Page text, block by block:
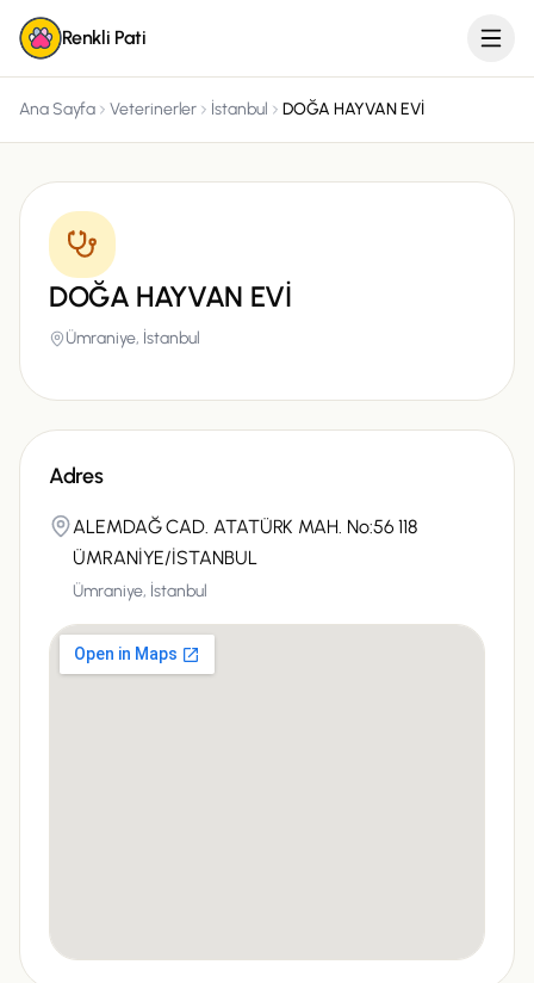
Renkli Pati
Ana Sayfa Veterinerler İstanbul DOĞA HAYVAN EVİ
DOĞA HAYVAN EVİ
Ümraniye, İstanbul
Adres
ALEMDAĞ CAD. ATATÜRK MAH. No:56 118
ÜMRANİYE/İSTANBUL
Ümraniye, İstanbul